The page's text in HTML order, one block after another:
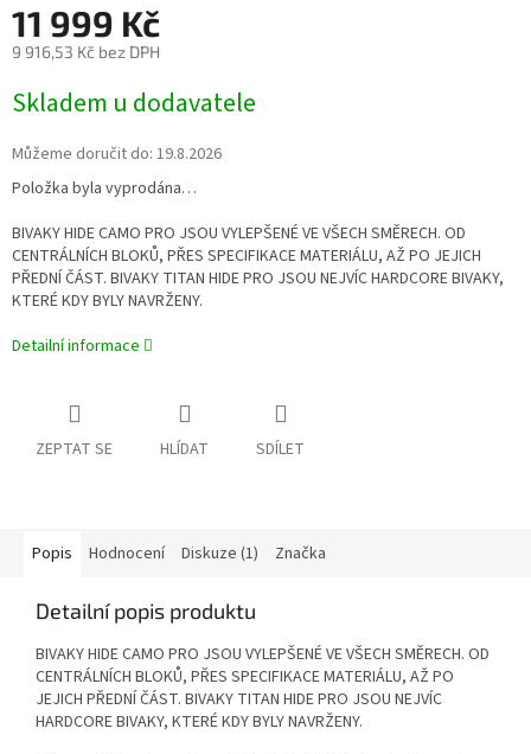
11 999 Kč
9 916,53 Kč bez DPH
cena:
Skladem u dodavatele
Můžeme doručit do: 19.8.2026
Položka byla vyprodána…
BIVAKY HIDE CAMO PRO JSOU VYLEPŠENÉ VE VŠECH SMĚRECH. OD
CENTRÁLNÍCH BLOKŮ, PŘES SPECIFIKACE MATERIÁLU, AŽ PO JEJICH
PŘEDNÍ ČÁST. BIVAKY TITAN HIDE PRO JSOU NEJVÍC HARDCORE BIVAKY,
KTERÉ KDY BYLY NAVRŽENY.
Detailní informace
ZEPTAT SE HLÍDAT SDÍLET
Popis Hodnocení Diskuze (1) Značka
Detailní popis produktu
BIVAKY HIDE CAMO PRO JSOU VYLEPŠENÉ VE VŠECH SMĚRECH. OD
CENTRÁLNÍCH BLOKŮ, PŘES SPECIFIKACE MATERIÁLU, AŽ PO
JEJICH PŘEDNÍ ČÁST. BIVAKY TITAN HIDE PRO JSOU NEJVÍC
HARDCORE BIVAKY, KTERÉ KDY BYLY NAVRŽENY.